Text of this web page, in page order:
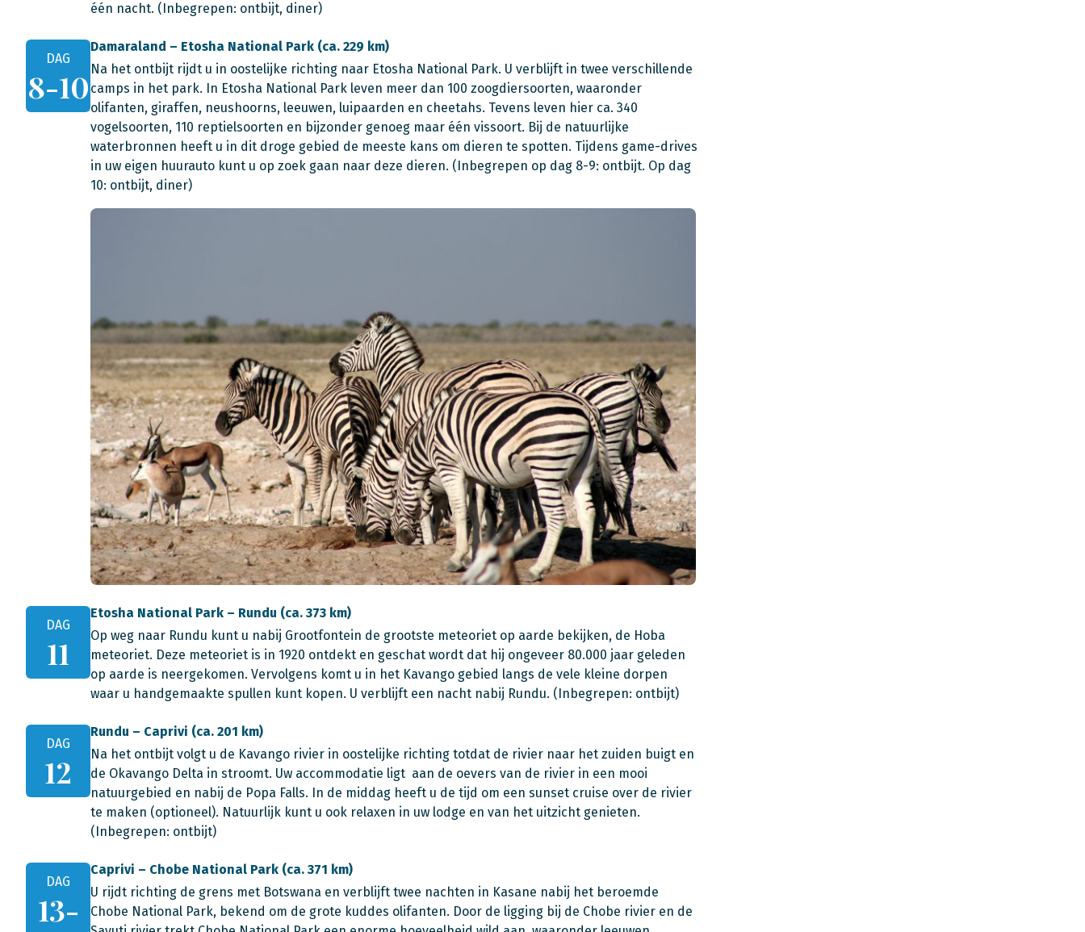
één nacht. (Inbegrepen: ontbijt, diner)
DAG
8-10
Damaraland – Etosha National Park (ca. 229 km)
Na het ontbijt rijdt u in oostelijke richting naar Etosha National Park. U verblijft in twee verschillende
camps in het park. In Etosha National Park leven meer dan 100 zoogdiersoorten, waaronder
olifanten, giraffen, neushoorns, leeuwen, luipaarden en cheetahs. Tevens leven hier ca. 340
vogelsoorten, 110 reptielsoorten en bijzonder genoeg maar één vissoort. Bij de natuurlijke
waterbronnen heeft u in dit droge gebied de meeste kans om dieren te spotten. Tijdens game-drives
in uw eigen huurauto kunt u op zoek gaan naar deze dieren. (Inbegrepen op dag 8-9: ontbijt. Op dag
10: ontbijt, diner)
DAG
11
Etosha National Park – Rundu (ca. 373 km)
Op weg naar Rundu kunt u nabij Grootfontein de grootste meteoriet op aarde bekijken, de Hoba
meteoriet. Deze meteoriet is in 1920 ontdekt en geschat wordt dat hij ongeveer 80.000 jaar geleden
op aarde is neergekomen. Vervolgens komt u in het Kavango gebied langs de vele kleine dorpen
waar u handgemaakte spullen kunt kopen. U verblijft een nacht nabij Rundu. (Inbegrepen: ontbijt)
DAG
12
Rundu – Caprivi (ca. 201 km)
Na het ontbijt volgt u de Kavango rivier in oostelijke richting totdat de rivier naar het zuiden buigt en
de Okavango Delta in stroomt. Uw accommodatie ligt aan de oevers van de rivier in een mooi
natuurgebied en nabij de Popa Falls. In de middag heeft u de tijd om een sunset cruise over de rivier
te maken (optioneel). Natuurlijk kunt u ook relaxen in uw lodge en van het uitzicht genieten.
(Inbegrepen: ontbijt)
DAG
13-
Caprivi – Chobe National Park (ca. 371 km)
U rijdt richting de grens met Botswana en verblijft twee nachten in Kasane nabij het beroemde
Chobe National Park, bekend om de grote kuddes olifanten. Door de ligging bij de Chobe rivier en de